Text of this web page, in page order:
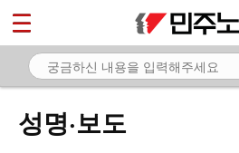
성명·보도
마이페이지
소개
- 공지사항